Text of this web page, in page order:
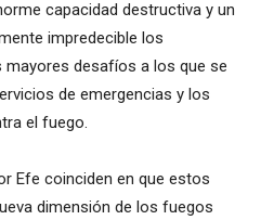
capacidad destructiva y un
impredecible los
desafíos a los que se
de emergencias y los
el fuego.
Efe coinciden en que estos
dimensión de los fuegos